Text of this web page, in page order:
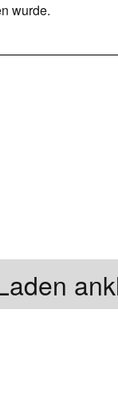
wurde.